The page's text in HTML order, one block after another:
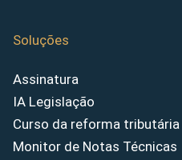
Soluções
Assinatura
IA Legislação
Curso da reforma tributária
Monitor de Notas Técnicas